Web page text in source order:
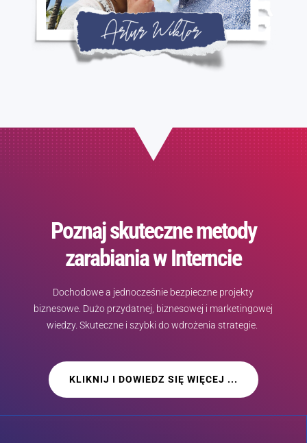
Poznaj skuteczne metody
zarabiania w Interncie
Dochodowe a jednocześnie bezpieczne projekty
biznesowe. Dużo przydatnej, biznesowej i marketingowej
wiedzy. Skuteczne i szybki do wdrożenia strategie.
KLIKNIJ I DOWIEDZ SIĘ WIĘCEJ ...